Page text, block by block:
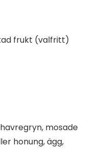
frukt (valfritt)
mosade
honung, ägg,